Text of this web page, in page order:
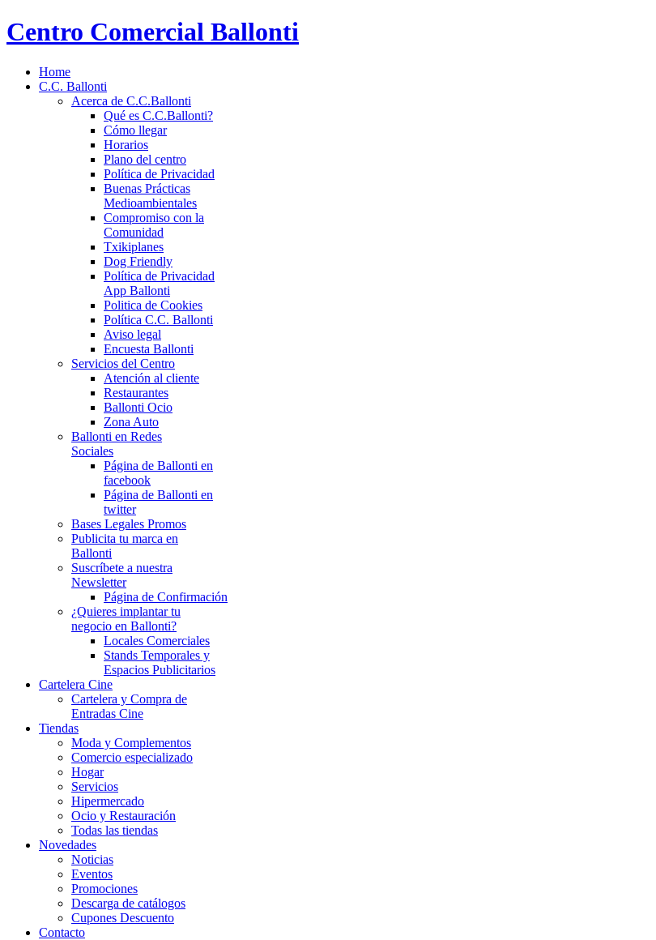
Centro Comercial Ballonti
Home
C.C. Ballonti
Acerca de C.C.Ballonti
Qué es C.C.Ballonti?
Cómo llegar
Horarios
Plano del centro
Política de Privacidad
Buenas Prácticas
Medioambientales
Compromiso con la
Comunidad
Txikiplanes
Dog Friendly
Política de Privacidad
App Ballonti
Politica de Cookies
Política C.C. Ballonti
Aviso legal
Encuesta Ballonti
Servicios del Centro
Atención al cliente
Restaurantes
Ballonti Ocio
Zona Auto
Ballonti en Redes
Sociales
Página de Ballonti en
facebook
Página de Ballonti en
twitter
Bases Legales Promos
Publicita tu marca en
Ballonti
Suscríbete a nuestra
Newsletter
Página de Confirmación
¿Quieres implantar tu
negocio en Ballonti?
Locales Comerciales
Stands Temporales y
Espacios Publicitarios
Cartelera Cine
Cartelera y Compra de
Entradas Cine
Tiendas
Moda y Complementos
Comercio especializado
Hogar
Servicios
Hipermercado
Ocio y Restauración
Todas las tiendas
Novedades
Noticias
Eventos
Promociones
Descarga de catálogos
Cupones Descuento
Contacto